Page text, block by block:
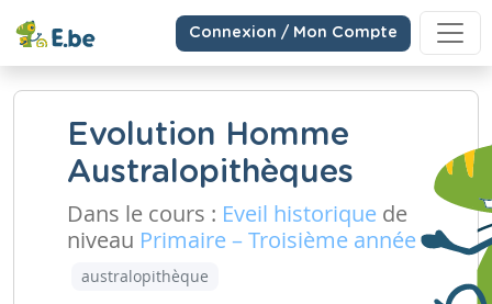
Connexion / Mon Compte
Evolution Homme
Australopithèques
Dans le cours : Eveil historique de
niveau Primaire – Troisième année
australopithèque